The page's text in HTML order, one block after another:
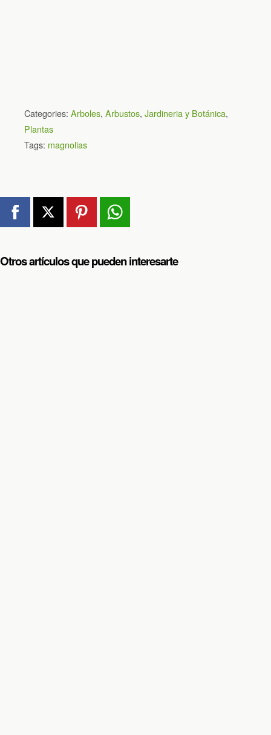
Categories: Arboles, Arbustos, Jardineria y Botánica,
Plantas
Tags: magnolias
Otros artículos que pueden interesarte